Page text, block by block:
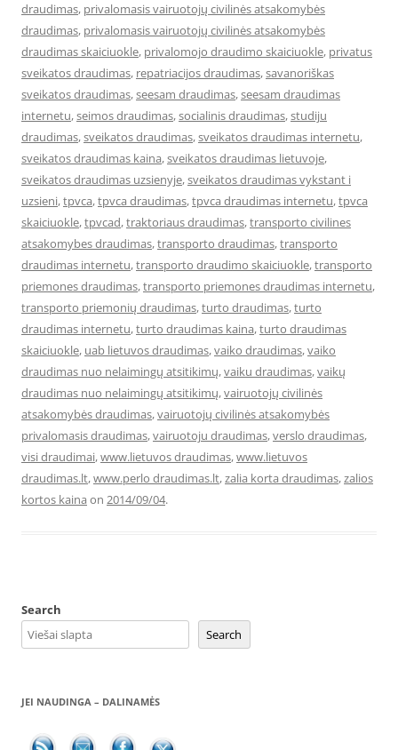
draudimas, privalomasis vairuotojų civilinės atsakomybės
draudimas, privalomasis vairuotojų civilinės atsakomybės
draudimas skaiciuokle, privalomojo draudimo skaiciuokle, privatus
sveikatos draudimas, repatriacijos draudimas,savanoriškas
sveikatos draudimas,seesam draudimas,seesam draudimas
internetu,seimos draudimas,socialinis draudimas,studiju
draudimas,sveikatos draudimas,sveikatos draudimas internetu,
sveikatos draudimas kaina,sveikatos draudimas lietuvoje,
sveikatos draudimas uzsienyje,sveikatos draudimas vykstant i
uzsieni,tpvca,tpvca draudimas,tpvca draudimas internetu,tpvca
skaiciuokle,tpvcad,traktoriaus draudimas,transporto civilines
atsakomybes draudimas,transporto draudimas,transporto
draudimas internetu,transporto draudimo skaiciuokle,transporto
priemones draudimas,transporto priemones draudimas internetu,
transporto priemonių draudimas,turto draudimas,turto
draudimas internetu,turto draudimas kaina,turto draudimas
skaiciuokle, uab lietuvos draudimas,vaiko draudimas,vaiko
draudimas nuo nelaimingų atsitikimų,vaiku draudimas,vaikų
draudimas nuo nelaimingų atsitikimų,vairuotojų civilinės
atsakomybės draudimas,vairuotojų civilinės atsakomybės
privalomasis draudimas,vairuotoju draudimas,verslo draudimas,
visi draudimai,www.lietuvos draudimas,www.lietuvos
draudimas.lt,www.perlo draudimas.lt,zalia korta draudimas,zalios
kortos kaina on 2014/09/04.
Search
Search
JEI NAUDINGA – DALINAMĖS